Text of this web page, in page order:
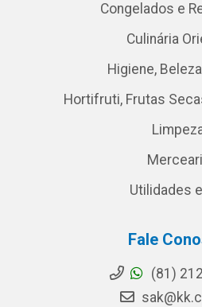
Congelados e
Culinária
Higiene,
Hortifruti, Frutas
Utilidades
Fale
(81)